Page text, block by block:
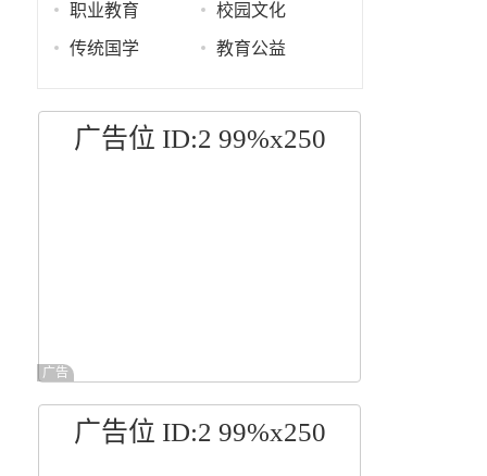
职业教育 校园文化
传统国学 教育公益
广告位 ID:2 99%x250
广告
广告位 ID:2 99%x250